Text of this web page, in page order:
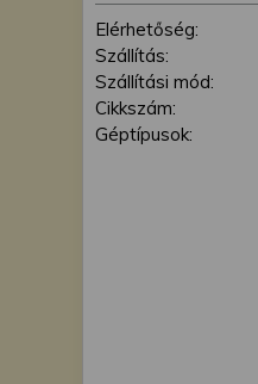
Elérhetőség:
Szállítás:
Szállítási mód:
Cikkszám:
Géptípusok:
adatkezelést
lehetőségként a
megadása vagy
részletesebb
megváltoztathatja
figyelmét, hogy
bizonyos
szükséges az Ön
jogában áll
adatkezelés ellen.
a weboldalra
webhelyre
adatvédelmi
bármikor